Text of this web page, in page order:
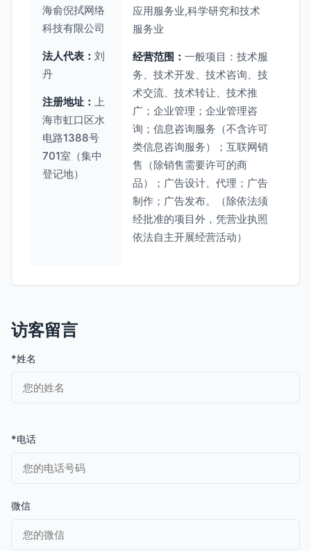
海俞倪拭网络
科技有限公司
法人代表： 刘
丹
注册地址： 上
海市虹口区水
电路1388号
701室（集中
登记地）
应用服务业,科学研究和技术
服务业
经营范围： 一般项目：技术服
务、技术开发、技术咨询、技
术交流、技术转让、技术推
广；企业管理；企业管理咨
询；信息咨询服务（不含许可
类信息咨询服务）；互联网销
售（除销售需要许可的商
品）；广告设计、代理；广告
制作；广告发布。（除依法须
经批准的项目外，凭营业执照
依法自主开展经营活动）
访客留言
*姓名
*电话
微信